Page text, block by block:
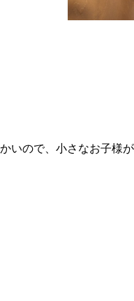
いので、小さなお子様